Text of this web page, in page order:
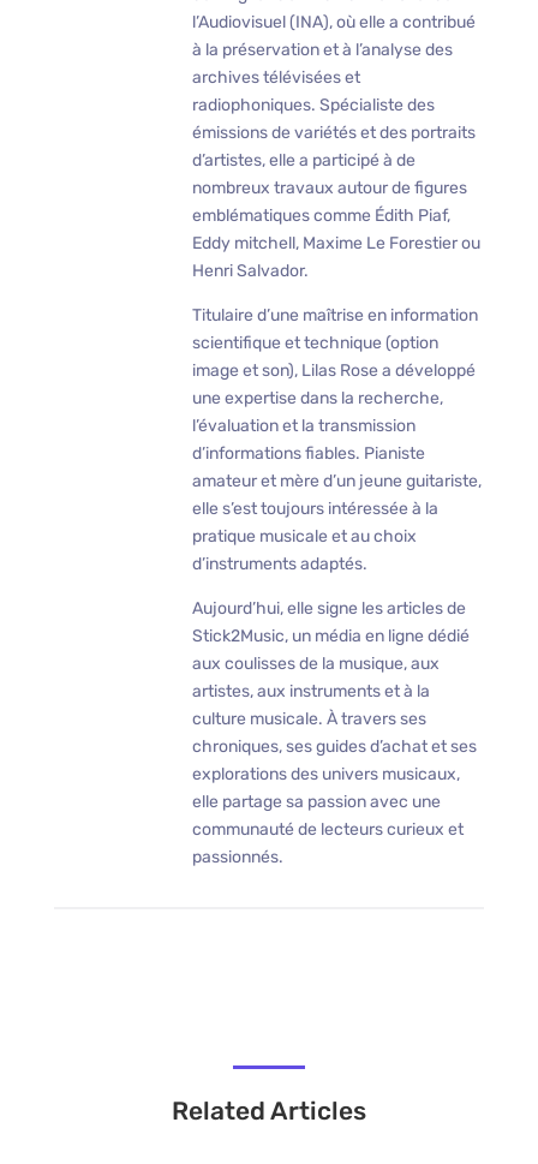
l’Audiovisuel (INA), où elle a contribué
à la préservation et à l’analyse des
archives télévisées et
radiophoniques. Spécialiste des
émissions de variétés et des portraits
d’artistes, elle a participé à de
nombreux travaux autour de figures
emblématiques comme Édith Piaf,
Eddy mitchell, Maxime Le Forestier ou
Henri Salvador.
Titulaire d’une maîtrise en information
scientifique et technique (option
image et son), Lilas Rose a développé
une expertise dans la recherche,
l’évaluation et la transmission
d’informations fiables. Pianiste
amateur et mère d’un jeune guitariste,
elle s’est toujours intéressée à la
pratique musicale et au choix
d’instruments adaptés.
Aujourd’hui, elle signe les articles de
Stick2Music, un média en ligne dédié
aux coulisses de la musique, aux
artistes, aux instruments et à la
culture musicale. À travers ses
chroniques, ses guides d’achat et ses
explorations des univers musicaux,
elle partage sa passion avec une
communauté de lecteurs curieux et
passionnés.
Related Articles